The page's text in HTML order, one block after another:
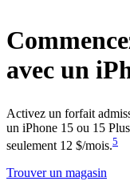
avec un
Activez un forfait
un iPhone 15 ou 15
seulement 12 $/mois.5
Trouver un magasin